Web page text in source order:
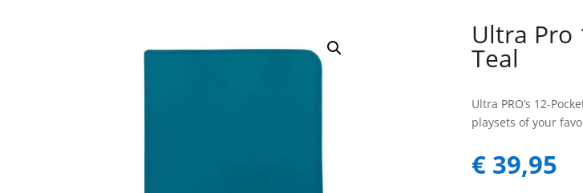
Ultra Pro
Teal
Ultra PRO’s 12-
playsets of your
€39,95